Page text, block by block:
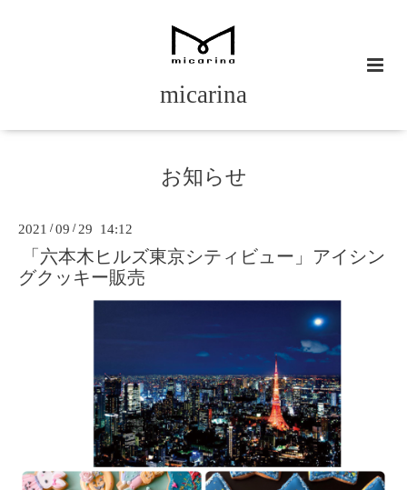
micarina
お知らせ
2021 /09 /29 14:12
「六本木ヒルズ東京シティビュー」アイシン
グクッキー販売